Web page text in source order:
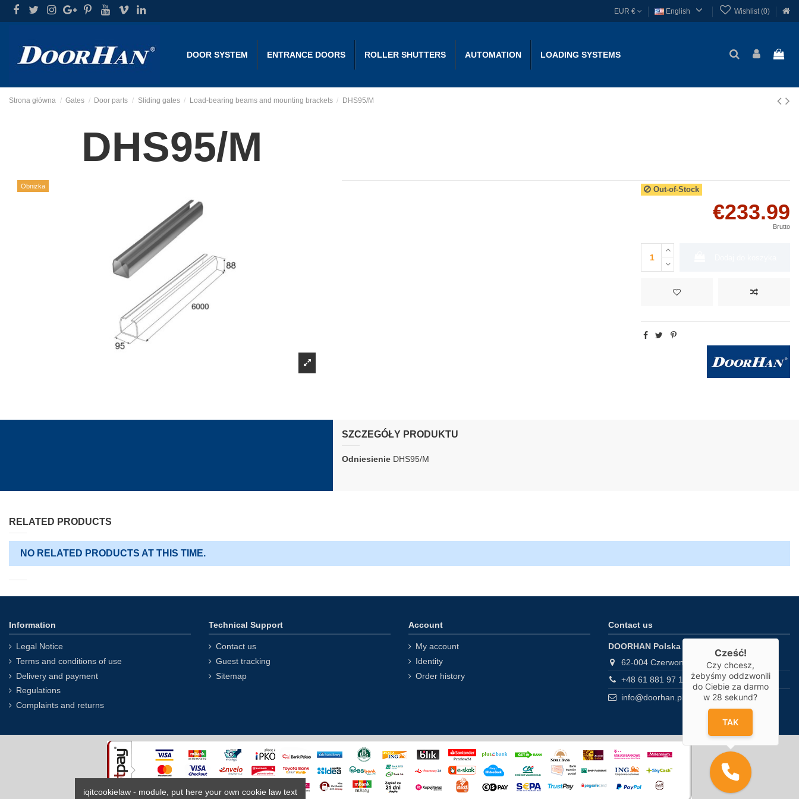
EUR € English Wishlist (0) 
DOOR SYSTEM ENTRANCE DOORS ROLLER SHUTTERS AUTOMATION LOADING SYSTEMS
Strona główna Gates Door parts Sliding gates Load-bearing beams and mounting brackets DHS95/M
DHS95/M
Obniżka Out-of-Stock
€233.99
Brutto
SZCZEGÓŁY PRODUKTU
Odniesienie DHS95/M
RELATED PRODUCTS
NO RELATED PRODUCTS AT THIS TIME.
Information
Legal Notice
Terms and conditions of use
Delivery and payment
Regulations
Complaints and returns
Technical Support
Contact us
Guest tracking
Sitemap
Account
My account
Identity
Order history
Contact us
DOORHAN Polska
62-004 Czerwonak, Gdyńska 32
+48 61 881 97 10
info@doorhan.pl
iqitcookielaw - module, put here your own cookie law text
Cześć!
Czy chcesz,
żebyśmy oddzwonili
do Ciebie za darmo
w 28 sekund?
TAK